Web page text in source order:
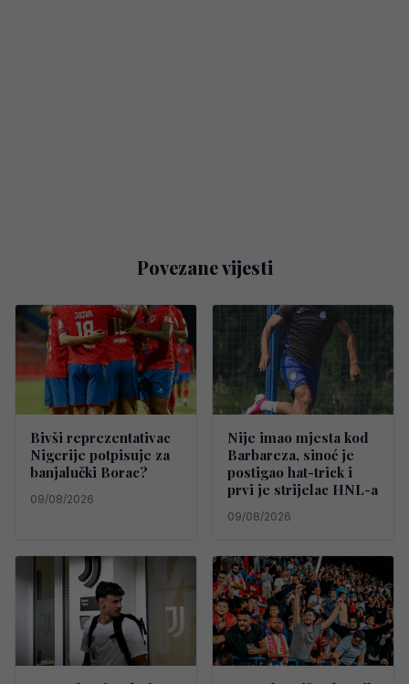
Povezane vijesti
Bivši reprezentativac
Nigerije potpisuje za
banjalučki Borac?
09/08/2026
Nije imao mjesta kod
Barbareza, sinoć je
postigao hat-trick i
prvi je strijelac HNL-a
09/08/2026